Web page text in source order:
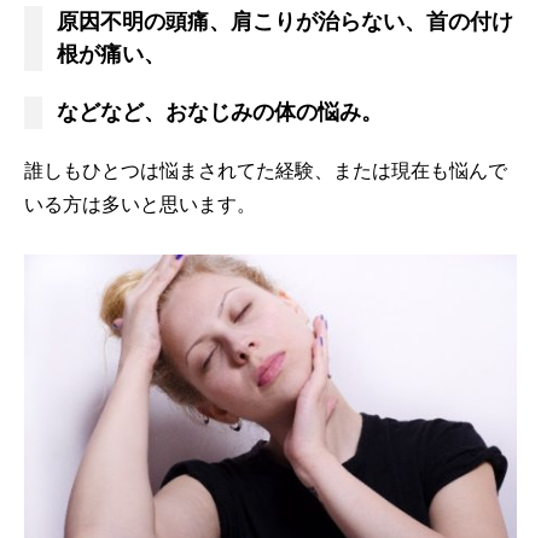
原因不明の頭痛、肩こりが治らない、首の付け
根が痛い、
などなど、おなじみの体の悩み。
誰しもひとつは悩まされてた経験、または現在も悩んで
いる方は多いと思います。